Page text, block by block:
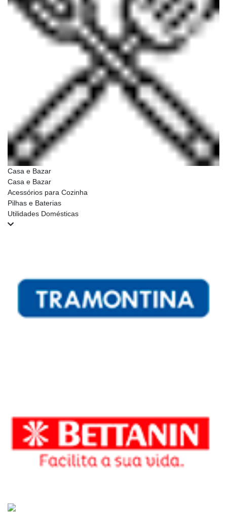
Casa e Bazar
Casa e Bazar
Acessórios para Cozinha
Pilhas e Baterias
Utilidades Domésticas